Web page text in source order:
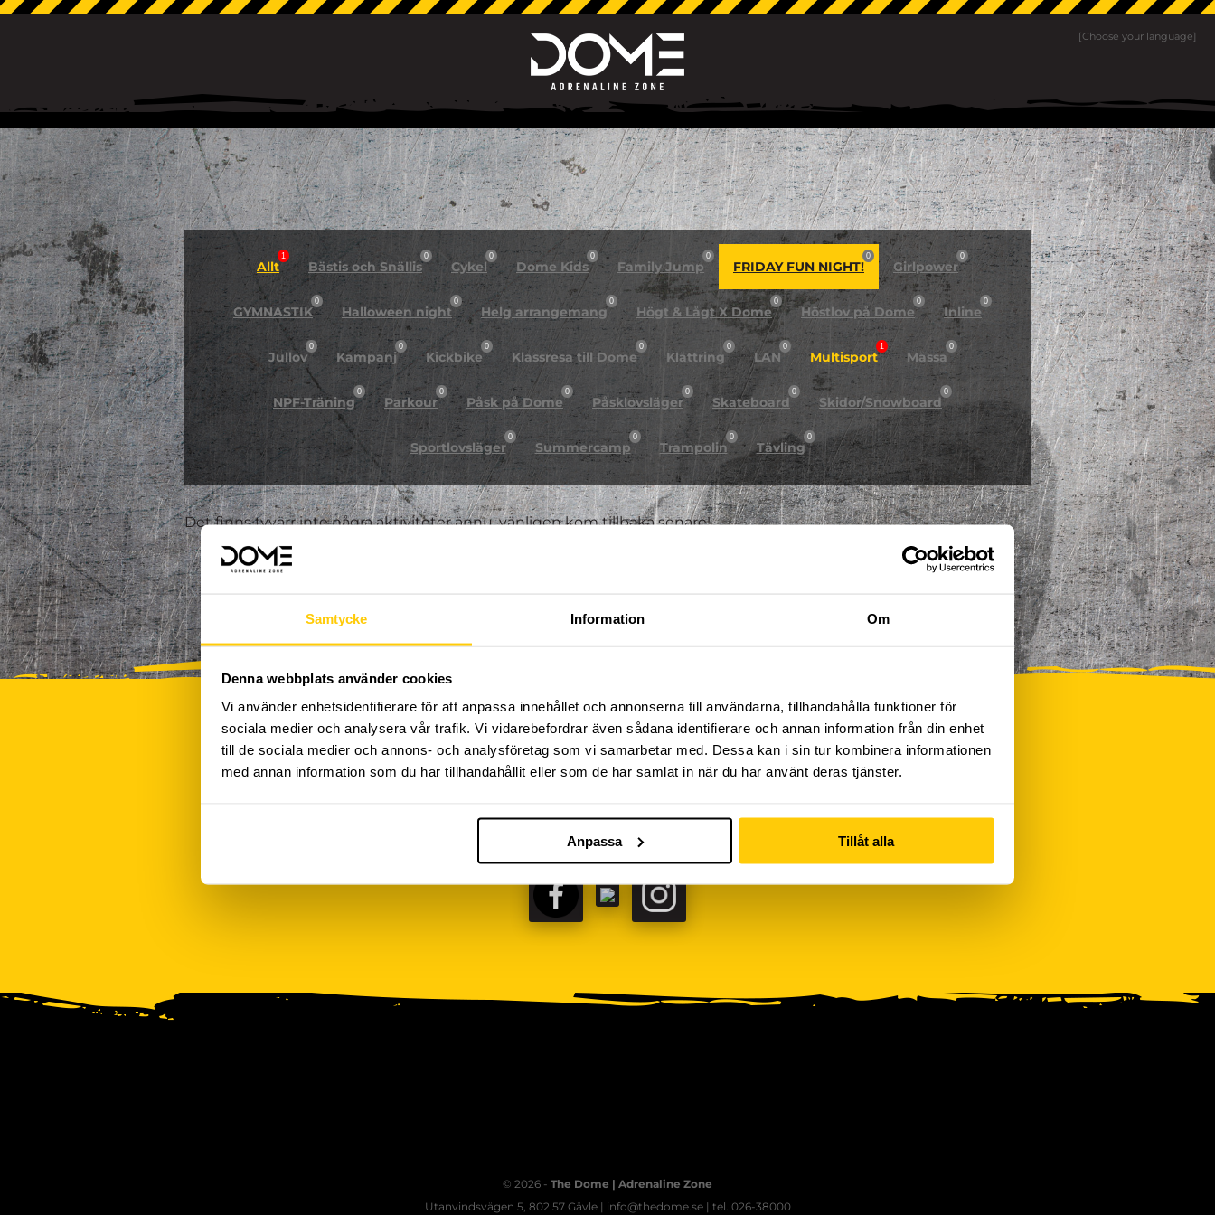
Samtycke Information Om
Denna webbplats använder cookies
Vi använder enhetsidentifierare för att anpassa innehållet och annonserna till användarna, tillhandahålla funktioner för
sociala medier och analysera vår trafik. Vi vidarebefordrar även sådana identifierare och annan information från din enhet
till de sociala medier och annons- och analysföretag som vi samarbetar med. Dessa kan i sin tur kombinera informationen
med annan information som du har tillhandahållit eller som de har samlat in när du har använt deras tjänster.
Anpassa Tillåt alla
[Choose your language]
Allt
1
Bästis och Snällis
0
Cykel
0
Dome Kids
0
Family Jump
0
FRIDAY FUN NIGHT!
0
Girlpower
0
GYMNASTIK
0
Halloween night
0
Helg arrangemang
0
Högt & Lågt X Dome
0
Höstlov på Dome
0
Inline
0
Jullov
0
Kampanj
0
Kickbike
0
Klassresa till Dome
0
Klättring
0
LAN
0
Multisport
1
Mässa
0
NPF-Träning
0
Parkour
0
Påsk på Dome
0
Påsklovsläger
0
Skateboard
0
Skidor/Snowboard
0
Sportlovsläger
0
Summercamp
0
Trampolin
0
Tävling
0
Det finns tyvärr inte några aktiviteter ännu, vänligen kom tillbaka senare!
FÖLJ OSS PÅ SOCIALA MEDIER
FACEBOOKTIKTOK
© 2026 - The Dome | Adrenaline Zone
Utanvindsvägen 5, 802 57 Gävle | info@thedome.se | tel. 026-38000